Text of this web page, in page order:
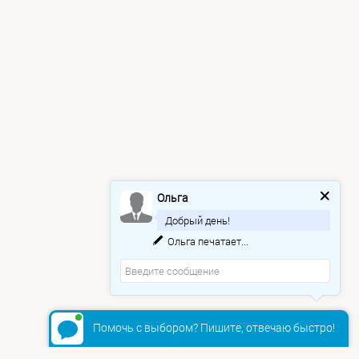
Помочь с выбором? Пишите, отвечаю быстро!
Ольга
Добрый день!
Ольга печатает...